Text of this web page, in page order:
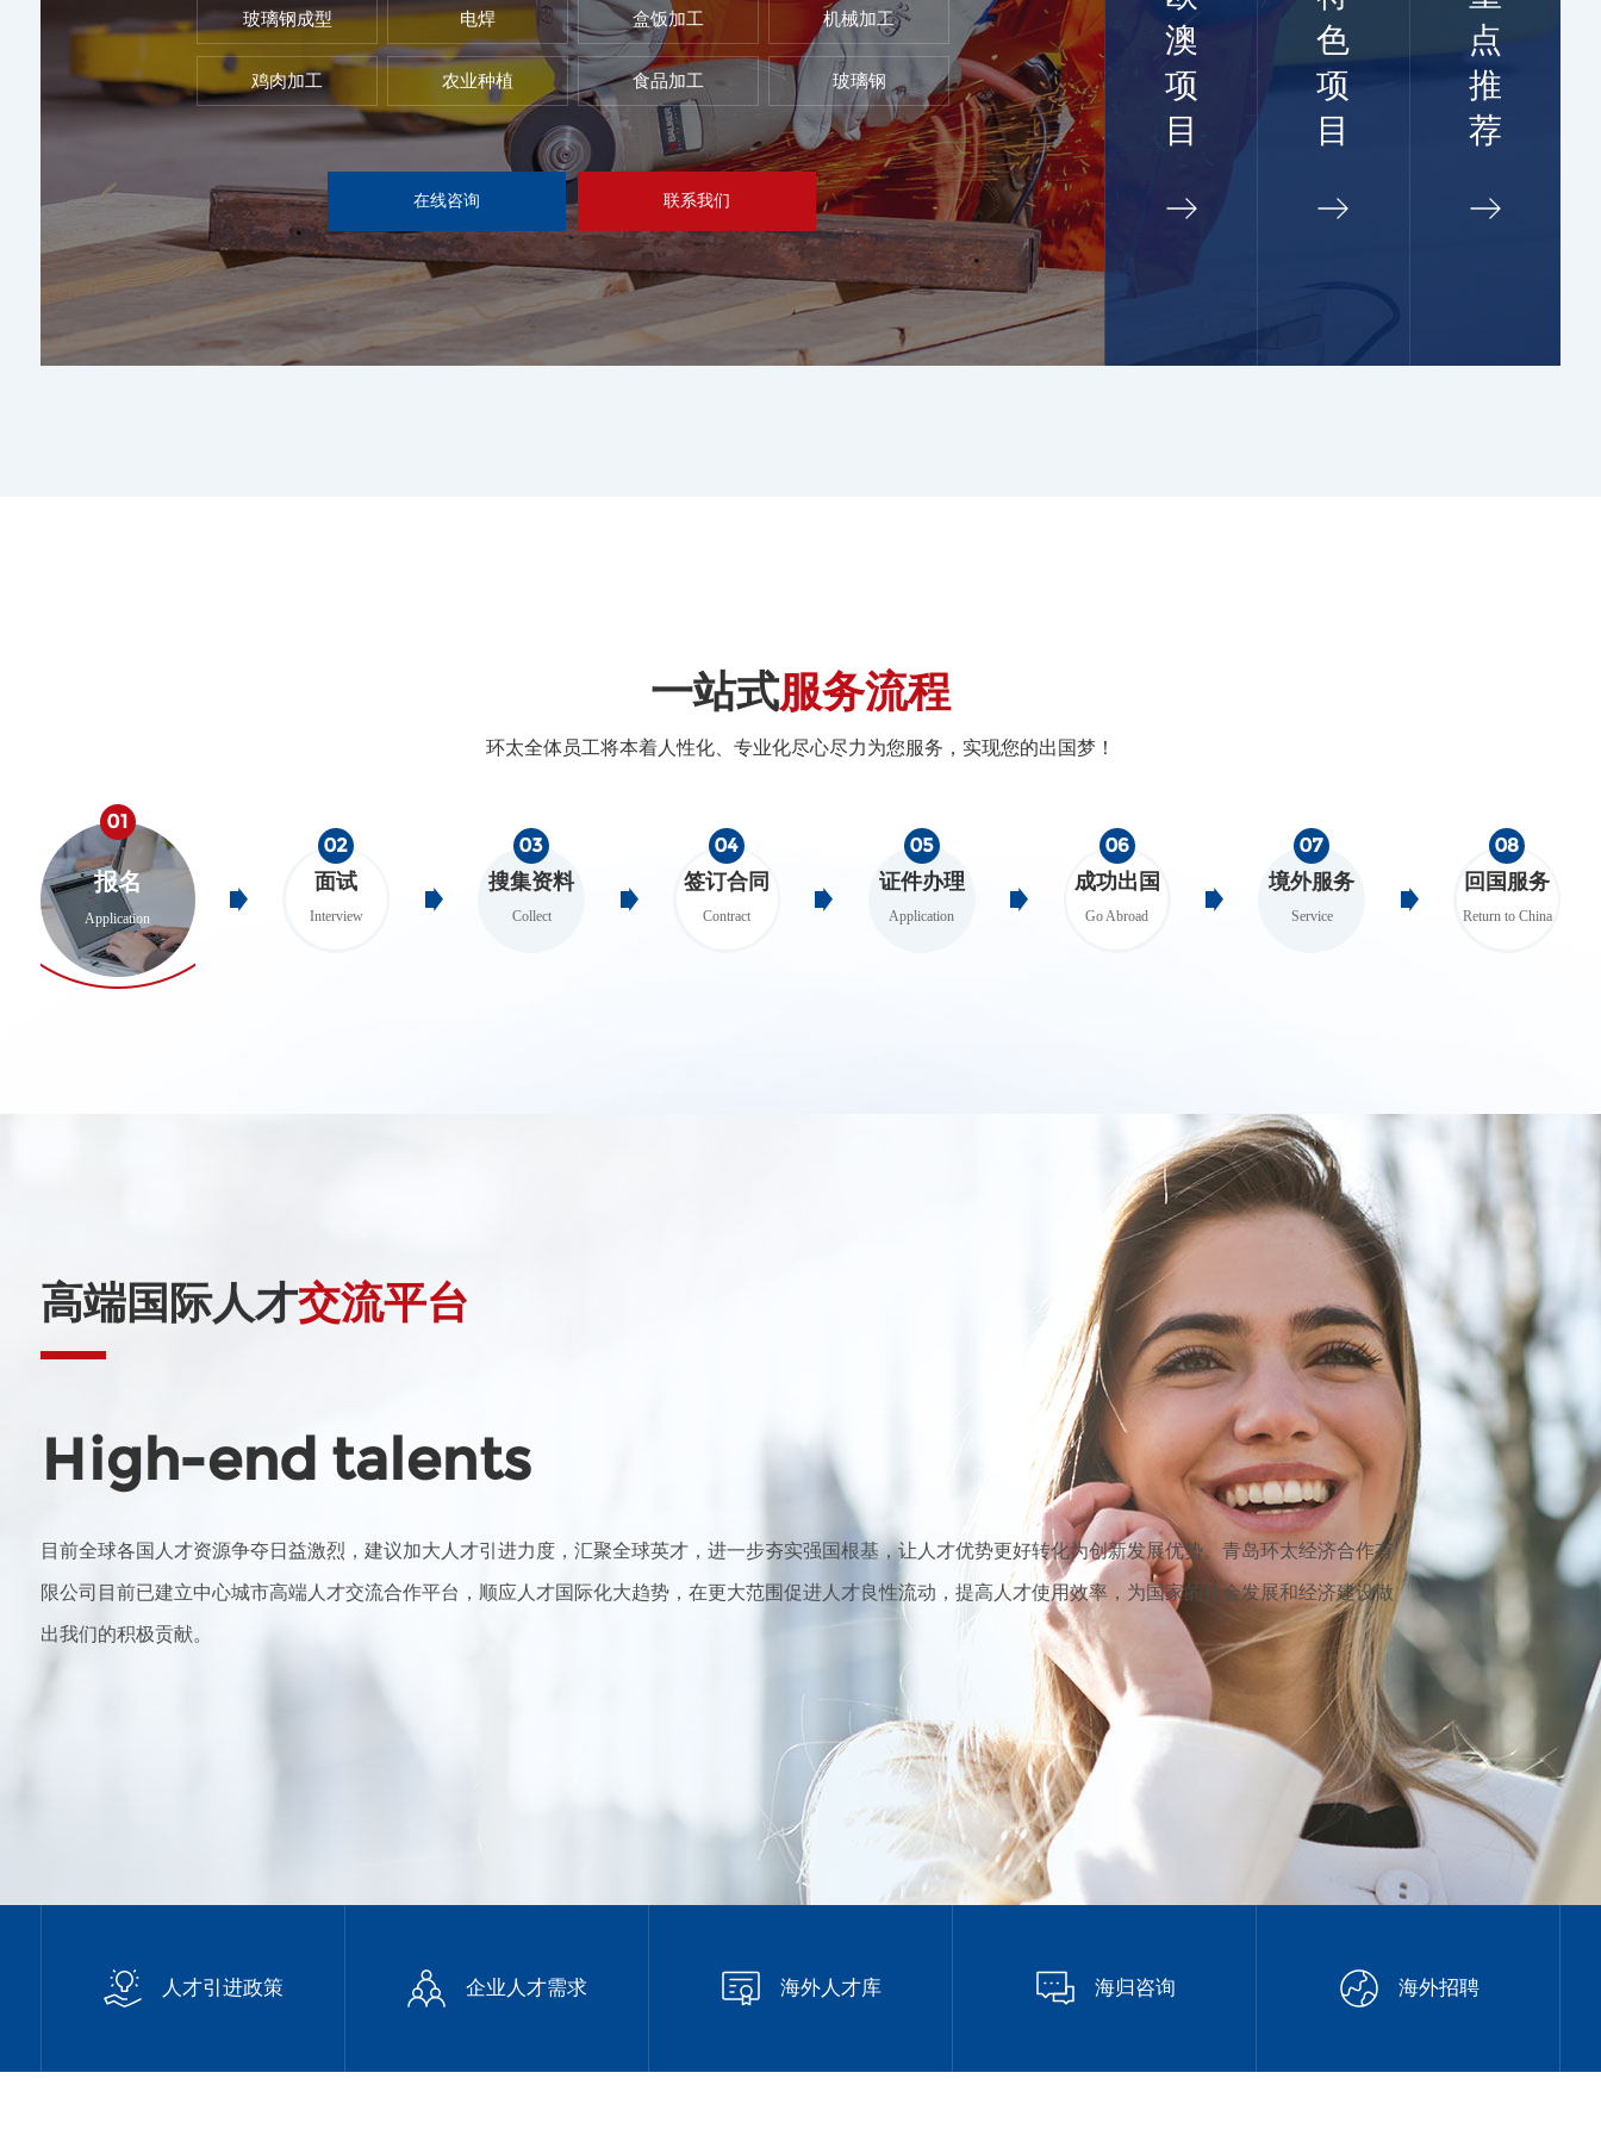
玻璃钢成型 电焊 盒饭加工 机械加工
鸡肉加工 农业种植 食品加工 玻璃钢
在线咨询 联系我们
澳
项
目
色
项
目
点
推
荐
一站式服务流程
环太全体员工将本着人性化、专业化尽心尽力为您服务，实现您的出国梦！
01
报名
Application
02
面试
Interview
03
搜集资料
Collect
04
签订合同
Contract
05
证件办理
Application
06
成功出国
Go Abroad
07
境外服务
Service
08
回国服务
Return to China
高端国际人才交流平台
High-end talents
目前全球各国人才资源争夺日益激烈，建议加大人才引进力度，汇聚全球英才，进一步夯实强国根基，让人才优势更好转化为创新发展优势。青岛环太经济合作有
限公司目前已建立中心城市高端人才交流合作平台，顺应人才国际化大趋势，在更大范围促进人才良性流动，提高人才使用效率，为国家的社会发展和经济建设做
出我们的积极贡献。
人才引进政策 企业人才需求 海外人才库 海归咨询 海外招聘